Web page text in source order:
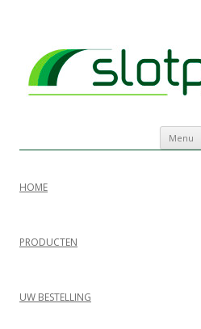
Menu
HOME
PRODUCTEN
UW BESTELLING